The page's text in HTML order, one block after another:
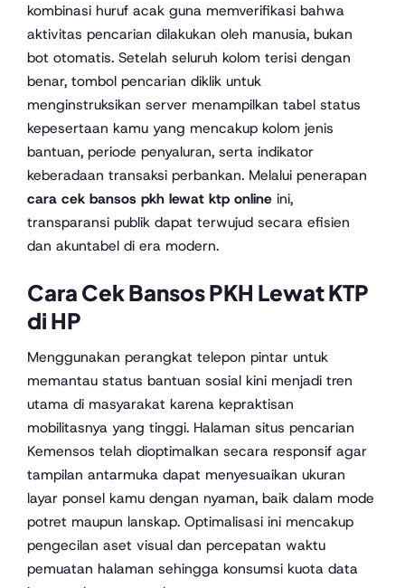
kombinasi huruf acak guna memverifikasi bahwa
aktivitas pencarian dilakukan oleh manusia, bukan
bot otomatis. Setelah seluruh kolom terisi dengan
benar, tombol pencarian diklik untuk
menginstruksikan server menampilkan tabel status
kepesertaan kamu yang mencakup kolom jenis
bantuan, periode penyaluran, serta indikator
keberadaan transaksi perbankan. Melalui penerapan
cara cek bansos pkh lewat ktp online ini,
transparansi publik dapat terwujud secara efisien
dan akuntabel di era modern.
Cara Cek Bansos PKH Lewat KTP
di HP
Menggunakan perangkat telepon pintar untuk
memantau status bantuan sosial kini menjadi tren
utama di masyarakat karena kepraktisan
mobilitasnya yang tinggi. Halaman situs pencarian
Kemensos telah dioptimalkan secara responsif agar
tampilan antarmuka dapat menyesuaikan ukuran
layar ponsel kamu dengan nyaman, baik dalam mode
potret maupun lanskap. Optimalisasi ini mencakup
pengecilan aset visual dan percepatan waktu
pemuatan halaman sehingga konsumsi kuota data